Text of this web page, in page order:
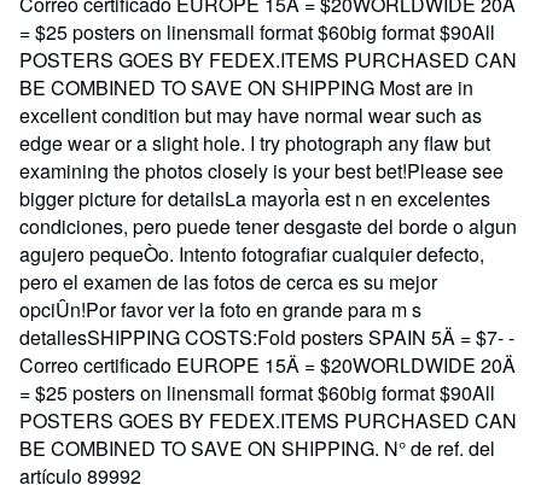
= $25 posters on linensmall format $60big format $90All
POSTERS GOES BY FEDEX.ITEMS PURCHASED CAN
BE COMBINED TO SAVE ON SHIPPING Most are in
excellent condition but may have normal wear such as
edge wear or a slight hole. I try photograph any flaw but
examining the photos closely is your best bet!Please see
bigger picture for detailsLa mayorÌa est n en excelentes
condiciones, pero puede tener desgaste del borde o algun
agujero pequeÒo. Intento fotografiar cualquier defecto,
pero el examen de las fotos de cerca es su mejor
opciÛn!Por favor ver la foto en grande para m s
detallesSHIPPING COSTS:Fold posters SPAIN 5Ä = $7- -
Correo certificado EUROPE 15Ä = $20WORLDWIDE 20Ä
= $25 posters on linensmall format $60big format $90All
POSTERS GOES BY FEDEX.ITEMS PURCHASED CAN
BE COMBINED TO SAVE ON SHIPPING. N° de ref. del
artículo 89992